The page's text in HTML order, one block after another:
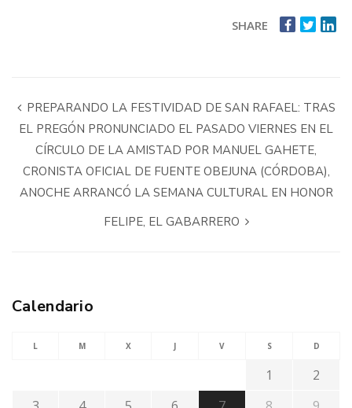
SHARE
PREPARANDO LA FESTIVIDAD DE SAN RAFAEL: TRAS
EL PREGÓN PRONUNCIADO EL PASADO VIERNES EN EL
CÍRCULO DE LA AMISTAD POR MANUEL GAHETE,
CRONISTA OFICIAL DE FUENTE OBEJUNA (CÓRDOBA),
ANOCHE ARRANCÓ LA SEMANA CULTURAL EN HONOR
FELIPE, EL GABARRERO
Calendario
L M X J V S D
1
2